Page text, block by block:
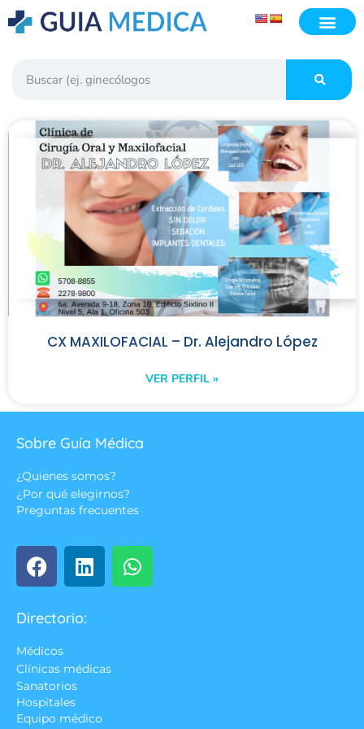
CX MAXILOFACIAL – Dr. Alejandro López
VER PERFIL »
Sobre Guía Médica
¿Quienes somos?
¿Por qué elegirnos?
Preguntas frecuentes
Directorio:
Médicos
Clínicas médicas
Sanatorios
Hospitales
Equipo médico